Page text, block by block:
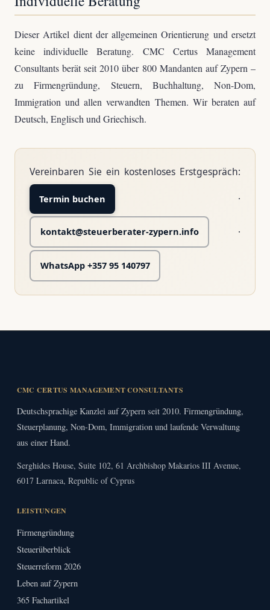
Dieser Artikel dient der allgemeinen Orientierung und ersetzt
keine individuelle Beratung. CMC Certus Management
Consultants berät seit 2010 über 800 Mandanten auf Zypern –
zu Firmengründung, Steuern, Buchhaltung, Non-Dom,
Immigration und allen verwandten Themen. Wir beraten auf
Deutsch, Englisch und Griechisch.
Vereinbaren Sie ein kostenloses Erstgespräch:
Termin buchen ·
kontakt@steuerberater-zypern.info ·
WhatsApp +357 95 140797
CMC CERTUS MANAGEMENT CONSULTANTS
Deutschsprachige Kanzlei auf Zypern seit 2010. Firmengründung,
Steuerplanung, Non-Dom, Immigration und laufende Verwaltung
aus einer Hand.
Serghides House, Suite 102, 61 Archbishop Makarios III Avenue,
6017 Larnaca, Republic of Cyprus
LEISTUNGEN
Firmengründung
Steuerüberblick
Steuerreform 2026
Leben auf Zypern
365 Fachartikel